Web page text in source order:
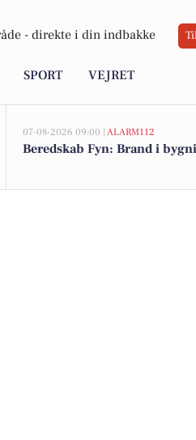
- direkte i din indbakke
SPORT VEJRET
07-08-2026 09:00 | ALARM112
Beredskab Fyn: Brand i